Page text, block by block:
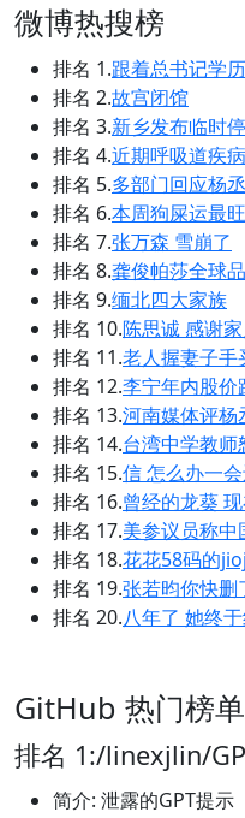
微博热搜榜
排名 1.跟着总书记学
排名 2.故宫闭馆
排名 3.新乡发布临时
排名 4.近期呼吸道疾
排名 5.多部门回应杨
排名 6.本周狗屎运最
排名 7.张万森 雪崩了
排名 8.龚俊帕莎全球
排名 9.缅北四大家族
排名 10.陈思诚 感谢
排名 11.老人握妻子手
排名 12.李宁年内股价
排名 13.河南媒体评杨
排名 14.台湾中学教师
排名 15.信 怎么办一
排名 16.曾经的龙葵
排名 17.美参议员称
排名 18.花花58码的
排名 19.张若昀你快删
排名 20.八年了 她终
GitHub 热门榜单
排名 1:/linexjlin/
简介: 泄露的GPT提示